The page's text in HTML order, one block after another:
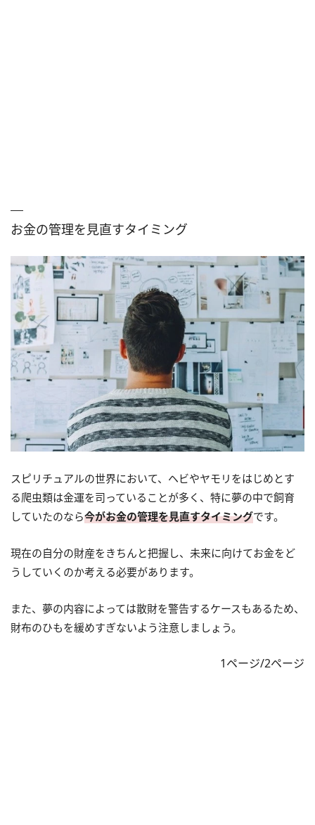
お金の管理を見直すタイミング
スピリチュアルの世界において、ヘビやヤモリをはじめとす
る爬虫類は金運を司っていることが多く、特に夢の中で飼育
していたのなら今がお金の管理を見直すタイミングです。
現在の自分の財産をきちんと把握し、未来に向けてお金をど
うしていくのか考える必要があります。
また、夢の内容によっては散財を警告するケースもあるため、
財布のひもを緩めすぎないよう注意しましょう。
1ページ/2ページ